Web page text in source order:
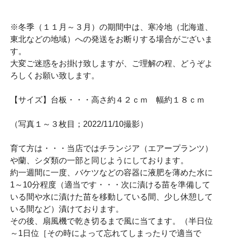
※冬季（１１月～３月）の期間中は、寒冷地（北海道、
東北などの地域）への発送をお断りする場合がございま
す。
大変ご迷惑をお掛け致しますが、ご理解の程、どうぞよ
ろしくお願い致します。
【サイズ】台板・・・高さ約４２ｃｍ 幅約１８ｃｍ
（写真１～３枚目；2022/11/10撮影）
育て方は・・・当店ではチランジア（エアープランツ）
や蘭、シダ類の一部と同じようにしております。
約一週間に一度、バケツなどの容器に液肥を薄めた水に
1～10分程度（適当です・・・次に漬ける苗を準備して
いる間や水に漬けた苗を移動している間、少し休憩して
いる間など）漬けております。
その後、扇風機で乾き切るまで風に当てます。（半日位
～1日位［その時によって忘れてしまったりで適当で